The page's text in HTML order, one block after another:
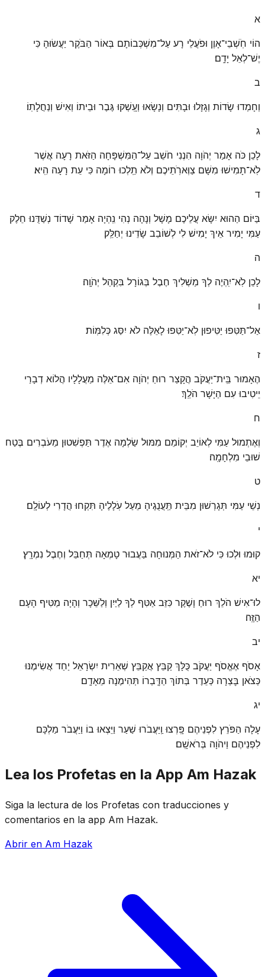
א
הוֹי חֹֽשְׁבֵי־אָוֶן וּפֹעֲלֵי רָע עַל־מִשְׁכְּבוֹתָם בְּאוֹר הַבֹּקֶר יַעֲשׂוּהָ כִּי
יֶשׁ־לְאֵל יָדָֽם׃
ב
וְחָמְדוּ שָׂדוֹת וְגָזָלוּ וּבָתִּים וְנָשָׂאוּ וְעָֽשְׁקוּ גֶּבֶר וּבֵיתוֹ וְאִישׁ וְנַחֲלָתֽוֹ׃
ג
לָכֵן כֹּה אָמַר יְהֹוָה הִנְנִי חֹשֵׁב עַל־הַמִּשְׁפָּחָה הַזֹּאת רָעָה אֲשֶׁר
לֹֽא־תָמִישׁוּ מִשָּׁם צַוְּארֹֽתֵיכֶם וְלֹא תֵֽלְכוּ רוֹמָה כִּי עֵת רָעָה הִֽיא׃
ד
בַּיּוֹם הַהוּא יִשָּׂא עֲלֵיכֶם מָשָׁל וְנָהָה נְהִי נִֽהְיָה אָמַר שָׁדוֹד נְשַׁדֻּנוּ חֵלֶק
עַמִּי יָמִיר אֵיךְ יָמִישׁ לִי לְשׁוֹבֵב שָׂדֵינוּ יְחַלֵּֽק׃
ה
לָכֵן לֹֽא־יִֽהְיֶה לְךָ מַשְׁלִיךְ חֶבֶל בְּגוֹרָל בִּקְהַל יְהֹוָֽה׃
ו
אַל־תַּטִּפוּ יַטִּיפוּן לֹֽא־יַטִּפוּ לָאֵלֶּה לֹא יִסַּג כְּלִמּֽוֹת׃
ז
הֶאָמוּר בֵּֽית־יַעֲקֹב הֲקָצַר רוּחַ יְהֹוָה אִם־אֵלֶּה מַעֲלָלָיו הֲלוֹא דְבָרַי
יֵיטִיבוּ עִם הַיָּשָׁר הֹלֵֽךְ׃
ח
וְאֶתְמוּל עַמִּי לְאוֹיֵב יְקוֹמֵם מִמּוּל שַׂלְמָה אֶדֶר תַּפְשִׁטוּן מֵעֹבְרִים בֶּטַח
שׁוּבֵי מִלְחָמָֽה׃
ט
נְשֵׁי עַמִּי תְּגָרְשׁוּן מִבֵּית תַּֽעֲנֻגֶיהָ מֵעַל עֹֽלָלֶיהָ תִּקְחוּ הֲדָרִי לְעוֹלָֽם׃
י
קוּמוּ וּלְכוּ כִּי לֹא־זֹאת הַמְּנוּחָה בַּעֲבוּר טָמְאָה תְּחַבֵּל וְחֶבֶל נִמְרָֽץ׃
יא
לוּ־אִישׁ הֹלֵךְ רוּחַ וָשֶׁקֶר כִּזֵּב אַטִּף לְךָ לַיַּיִן וְלַשֵּׁכָר וְהָיָה מַטִּיף הָעָם
הַזֶּֽה׃
יב
אָסֹף אֶאֱסֹף יַעֲקֹב כֻּלָּךְ קַבֵּץ אֲקַבֵּץ שְׁאֵרִית יִשְׂרָאֵל יַחַד אֲשִׂימֶנּוּ
כְּצֹאן בׇּצְרָה כְּעֵדֶר בְּתוֹךְ הַדׇּֽבְרוֹ תְּהִימֶנָה מֵאָדָֽם׃
יג
עָלָה הַפֹּרֵץ לִפְנֵיהֶם פָּֽרְצוּ וַֽיַּעֲבֹרוּ שַׁעַר וַיֵּצְאוּ בוֹ וַיַּעֲבֹר מַלְכָּם
לִפְנֵיהֶם וַיהֹוָה בְּרֹאשָֽׁם׃
Lea los Profetas en la App Am Hazak
Siga la lectura de los Profetas con traducciones y
comentarios en la app Am Hazak.
Abrir en Am Hazak